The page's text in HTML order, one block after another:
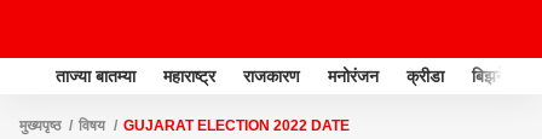
ताज्या बातम्या महाराष्ट्र राजकारण मनोरंजन क्रीडा बिझनेस
मुख्यपृष्ठ विषय GUJARAT ELECTION 2022 DATE